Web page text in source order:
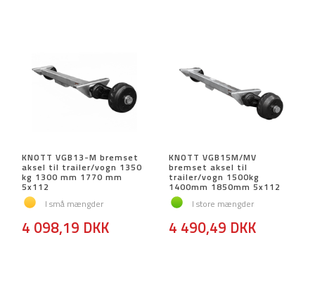
KNOTT VGB13-M bremset
aksel til trailer/vogn 1350
kg 1300 mm 1770 mm
5x112
I små mængder
4 098,19 DKK
KNOTT VGB15M/MV
bremset aksel til
trailer/vogn 1500kg
1400mm 1850mm 5x112
I store mængder
4 490,49 DKK